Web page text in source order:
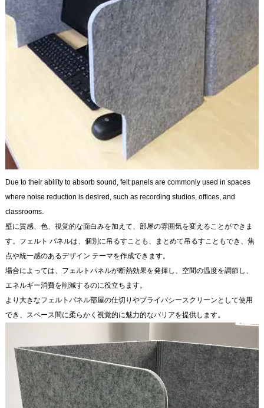
Due to their ability to absorb sound, felt panels are commonly used in spaces
where noise reduction is desired, such as recording studios, offices, and
classrooms.
壁に質感、色、視覚的な面白みを加えて、部屋の雰囲気を変えることができま
す。フェルト パネルは、個別に吊るすことも、まとめて吊るすこともでき、焦
点や統一感のあるデザイン テーマを作成できます。
場合によっては、フェルトパネルが断熱効果を発揮し、空間の温度を調節し、
エネルギー消費を削減するのに役立ちます。
より大きなフェルトパネル部屋の仕切りやプライバシースクリーンとして使用
でき、スペース間に柔らかく視覚的に魅力的なバリアを提供します。